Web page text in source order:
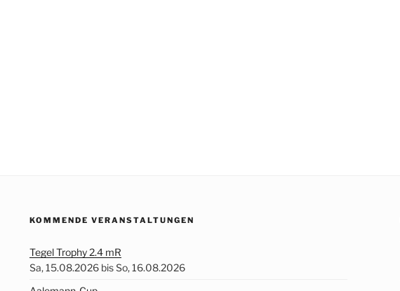
KOMMENDE VERANSTALTUNGEN
Tegel Trophy 2.4 mR
Sa, 15.08.2026 bis So, 16.08.2026